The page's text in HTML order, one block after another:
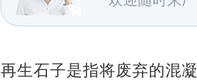
再生石子是指将废弃的混